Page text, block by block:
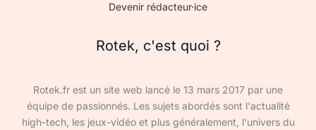
Devenir rédacteur·ice
Rotek, c'est quoi ?
Rotek.fr est un site web lancé le 13 mars 2017 par une
équipe de passionnés. Les sujets abordés sont l'actualité
high-tech, les jeux-vidéo et plus généralement, l'univers du